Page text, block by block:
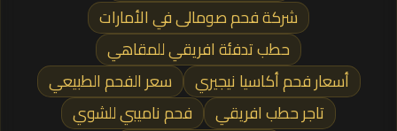
شركة فحم صومالى في الأمارات
حطب تدفئة افريقي للمقاهي
أسعار فحم أكاسيا نيجيري
سعر الفحم الطبيعي
تاجر حطب افريقي
فحم ناميبي للشوي